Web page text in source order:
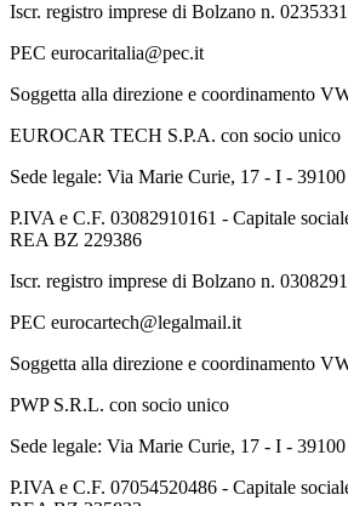
Iscr. registro imprese di Bolzano n.
PEC eurocaritalia@pec.it
Soggetta alla direzione e coordinamento
EUROCAR TECH S.P.A. con socio unico
Sede legale: Via Marie Curie, 17 - I -
P.IVA e C.F. 03082910161 - Capitale
REA BZ 229386
Iscr. registro imprese di Bolzano n.
PEC eurocartech@legalmail.it
Soggetta alla direzione e coordinamento
PWP S.R.L. con socio unico
Sede legale: Via Marie Curie, 17 - I -
P.IVA e C.F. 07054520486 - Capitale